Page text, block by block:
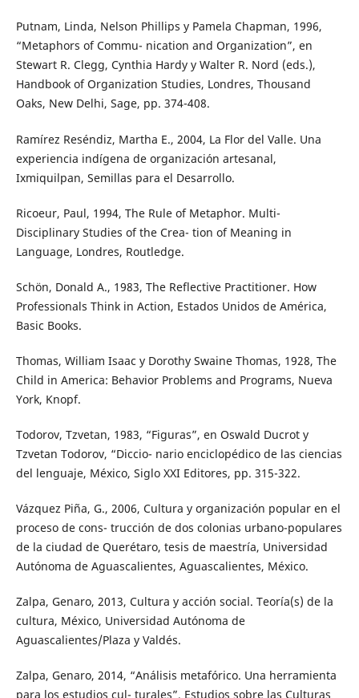
Putnam, Linda, Nelson Phillips y Pamela Chapman, 1996,
“Metaphors of Commu- nication and Organization”, en
Stewart R. Clegg, Cynthia Hardy y Walter R. Nord (eds.),
Handbook of Organization Studies, Londres, Thousand
Oaks, New Delhi, Sage, pp. 374-408.
Ramírez Reséndiz, Martha E., 2004, La Flor del Valle. Una
experiencia indígena de organización artesanal,
Ixmiquilpan, Semillas para el Desarrollo.
Ricoeur, Paul, 1994, The Rule of Metaphor. Multi-
Disciplinary Studies of the Crea- tion of Meaning in
Language, Londres, Routledge.
Schön, Donald A., 1983, The Reflective Practitioner. How
Professionals Think in Action, Estados Unidos de América,
Basic Books.
Thomas, William Isaac y Dorothy Swaine Thomas, 1928, The
Child in America: Behavior Problems and Programs, Nueva
York, Knopf.
Todorov, Tzvetan, 1983, “Figuras”, en Oswald Ducrot y
Tzvetan Todorov, “Diccio- nario enciclopédico de las ciencias
del lenguaje, México, Siglo XXI Editores, pp. 315-322.
Vázquez Piña, G., 2006, Cultura y organización popular en el
proceso de cons- trucción de dos colonias urbano-populares
de la ciudad de Querétaro, tesis de maestría, Universidad
Autónoma de Aguascalientes, Aguascalientes, México.
Zalpa, Genaro, 2013, Cultura y acción social. Teoría(s) de la
cultura, México, Universidad Autónoma de
Aguascalientes/Plaza y Valdés.
Zalpa, Genaro, 2014, “Análisis metafórico. Una herramienta
para los estudios cul- turales”, Estudios sobre las Culturas